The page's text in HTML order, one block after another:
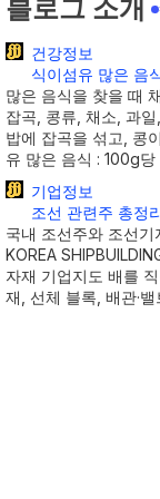
블로그 소개
건강정보
식이섬유 많은 음
많은 음식을 찾을 때
잡곡, 콩류, 채소, 과
밥에 잡곡을 섞고, 콩
유 많은 음식 : 100g당
기업정보
조선 관련주 총정
국내 조선주와 조선기
KOREA
자재 기업지도 배를
재, 선체 블록, 배관·밸